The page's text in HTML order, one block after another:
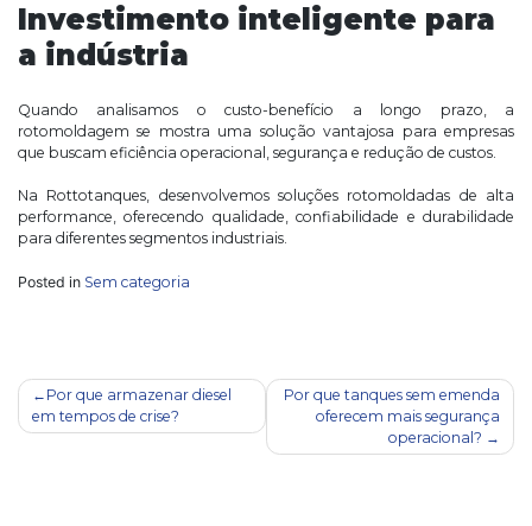
Investimento inteligente para
a indústria
Quando analisamos o custo-benefício a longo prazo, a
rotomoldagem se mostra uma solução vantajosa para empresas
que buscam eficiência operacional, segurança e redução de custos.
Na Rottotanques, desenvolvemos soluções rotomoldadas de alta
performance, oferecendo qualidade, confiabilidade e durabilidade
para diferentes segmentos industriais.
Posted in Sem categoria
Navegação
de
Por que armazenar diesel
em tempos de crise?
Por que tanques sem emenda
oferecem mais segurança
operacional?